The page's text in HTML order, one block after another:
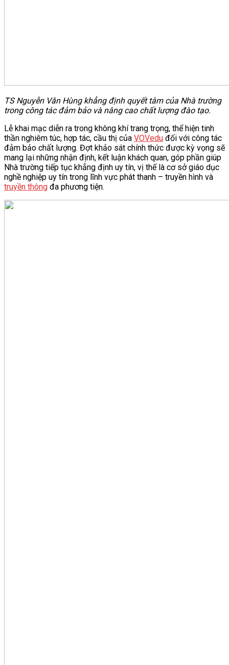
TS Nguyễn Văn Hùng khẳng định quyết tâm của Nhà trường
trong công tác đảm bảo và nâng cao chất lượng đào tạo.
Lễ khai mạc diễn ra trong không khí trang trọng, thể hiện tinh
thần nghiêm túc, hợp tác, cầu thị của VOVedu đối với công tác
đảm bảo chất lượng. Đợt khảo sát chính thức được kỳ vọng sẽ
mang lại những nhận định, kết luận khách quan, góp phần giúp
Nhà trường tiếp tục khẳng định uy tín, vị thế là cơ sở giáo dục
nghề nghiệp uy tín trong lĩnh vực phát thanh – truyền hình và
truyền thông đa phương tiện.